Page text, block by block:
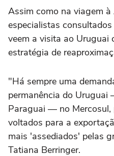
Assim como na viagem
especialistas
veem a visita ao Uruguai
estratégia de
"Há sempre uma
permanência do
Paraguai — no Mercosul,
voltados para a
mais 'assediados' pelas
Tatiana Berringer.